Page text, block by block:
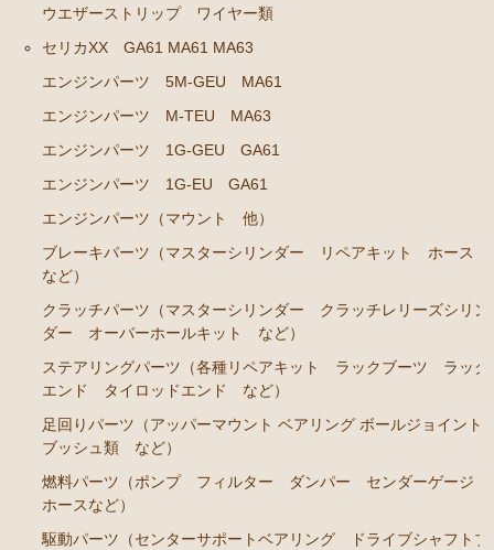
ーゲージ ホースなど）
シャフトブーツ デフなど）
ウエザーストリップ ワイヤー類
ラベル
ソアラ GZ20 MZ20 MZ21
エンジンパーツ 7M-GTEU MZ20 MZ21
エンジンパーツ 1G-GTEU GZ20
エンジンパーツ 1G-GEU GZ20
エンジンパーツ 1G-EU GZ20
ブレーキパーツ（マスターシリンダー リペアキッ
ト ホース など）
ウエザーストリップ ワイヤー類
セリカXX GA61 MA61 MA63
エンジンパーツ 5M-GEU MA61
エンジンパーツ M-TEU MA63
エンジンパーツ 1G-GEU GA61
エンジンパーツ 1G-EU GA61
エンジンパーツ（マウント 他）
ブレーキパーツ（マスターシリンダー リペアキット ホース
など）
クラッチパーツ（マスターシリンダー クラッチレリーズシリン
ダー オーバーホールキット など）
ステアリングパーツ（各種リペアキット ラックブーツ ラック
エンド タイロッドエンド など）
足回りパーツ（アッパーマウント ベアリング ボールジョイント
ブッシュ類 など）
燃料パーツ（ポンプ フィルター ダンパー センダーゲージ
ホースなど）
駆動パーツ（センターサポートベアリング ドライブシャフトブ